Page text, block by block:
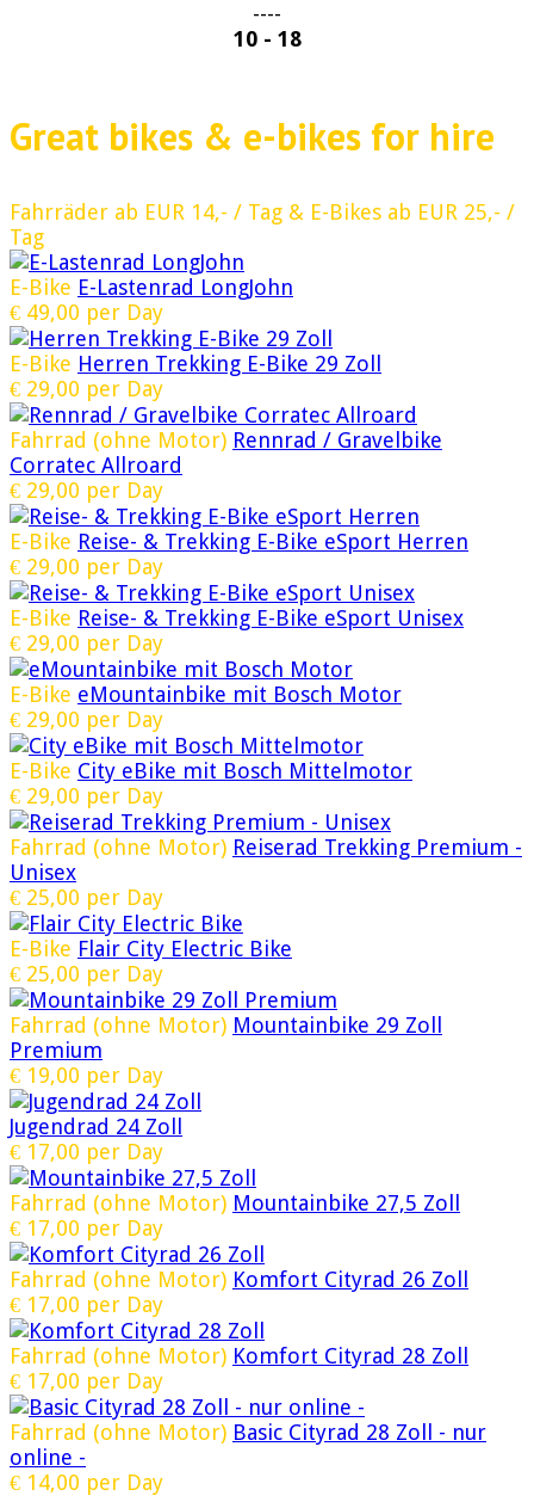
----
10 - 18
Great bikes & e-bikes for hire
Fahrräder ab EUR 14,- / Tag & E-Bikes ab EUR 25,- /
Tag
E-Bike E-Lastenrad LongJohn
€ 49,00 per Day
E-Bike Herren Trekking E-Bike 29 Zoll
€ 29,00 per Day
Fahrrad (ohne Motor) Rennrad / Gravelbike
Corratec Allroard
€ 29,00 per Day
E-Bike Reise- & Trekking E-Bike eSport Herren
€ 29,00 per Day
E-Bike Reise- & Trekking E-Bike eSport Unisex
€ 29,00 per Day
E-Bike eMountainbike mit Bosch Motor
€ 29,00 per Day
E-Bike City eBike mit Bosch Mittelmotor
€ 29,00 per Day
Fahrrad (ohne Motor) Reiserad Trekking Premium -
Unisex
€ 25,00 per Day
E-Bike Flair City Electric Bike
€ 25,00 per Day
Fahrrad (ohne Motor) Mountainbike 29 Zoll
Premium
€ 19,00 per Day
Jugendrad 24 Zoll
€ 17,00 per Day
Fahrrad (ohne Motor) Mountainbike 27,5 Zoll
€ 17,00 per Day
Fahrrad (ohne Motor) Komfort Cityrad 26 Zoll
€ 17,00 per Day
Fahrrad (ohne Motor) Komfort Cityrad 28 Zoll
€ 17,00 per Day
Fahrrad (ohne Motor) Basic Cityrad 28 Zoll - nur
online -
€ 14,00 per Day